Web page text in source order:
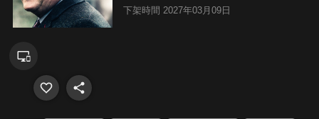
下架時間 2027年03月09日